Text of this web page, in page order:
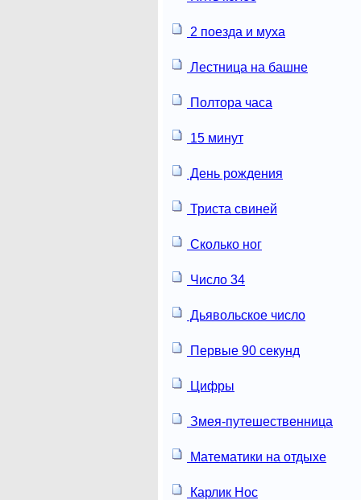
2 поезда и муха
Лестница на башне
Полтора часа
15 минут
День рождения
Триста свиней
Сколько ног
Число 34
Дьявольское число
Первые 90 секунд
Цифры
Змея-путешественница
Математики на отдыхе
Карлик Нос